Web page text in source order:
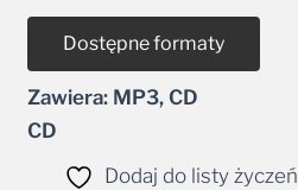
Dostępne formaty
Zawiera: MP3, CD
CD
Dodaj do listy życzeń